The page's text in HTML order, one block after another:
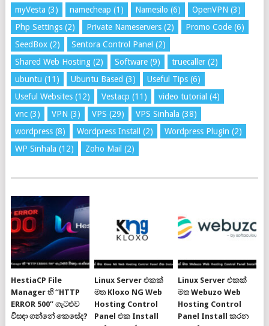
myVesta (3) namecheap (1) Namesilo (6) OpenVPN (3)
Php Settings(2) Private Nameservers(2) Promo Code(6)
SeedBox(2) Sentora Control Panel (2)
Shared Web Hosting(2) Software(9) truecaller(2)
ubuntu (11) Ubuntu Based (3) Useful Tips(6)
Useful Websites(12) Vestacp (11) video tutorial (4)
vnc(3) VPN (3) VPS (29) VPS Sinhala (38)
wordpress(8) Wordpress Install (2) Wordpress Plugin (2)
WP Sinhala (12) Zoho Mail (2)
HestiaCP File
Manager හි “HTTP
ERROR 500” ගැටළුව
විසඳා ගන්නේ කෙසේද?
Linux Server එකක්
මත Kloxo NG Web
Hosting Control
Panel එක Install
Linux Server එකක්
මත Webuzo Web
Hosting Control
Panel Install කරන